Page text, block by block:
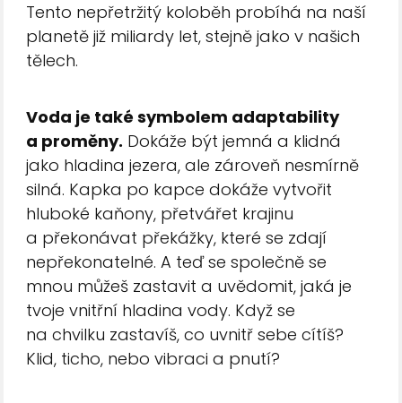
Tento nepřetržitý koloběh probíhá na naší
planetě již miliardy let, stejně jako v našich
tělech.
Voda je také symbolem adaptability
a proměny. Dokáže být jemná a klidná
jako hladina jezera, ale zároveň nesmírně
silná. Kapka po kapce dokáže vytvořit
hluboké kaňony, přetvářet krajinu
a překonávat překážky, které se zdají
nepřekonatelné. A teď se společně se
mnou můžeš zastavit a uvědomit, jaká je
tvoje vnitřní hladina vody. Když se
na chvilku zastavíš, co uvnitř sebe cítíš?
Klid, ticho, nebo vibraci a pnutí?